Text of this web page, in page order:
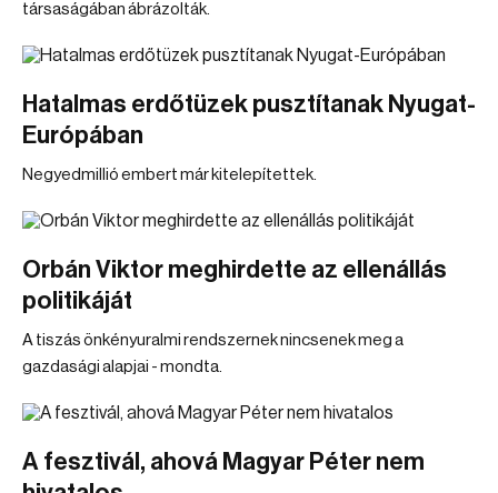
társaságában ábrázolták.
Hatalmas erdőtüzek pusztítanak Nyugat-
Európában
Negyedmillió embert már kitelepítettek.
Orbán Viktor meghirdette az ellenállás
politikáját
A tiszás önkényuralmi rendszernek nincsenek meg a
gazdasági alapjai - mondta.
A fesztivál, ahová Magyar Péter nem